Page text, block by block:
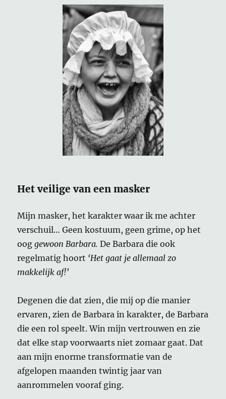
Het veilige van een masker
Mijn masker, het karakter waar ik me achter
verschuil… Geen kostuum, geen grime, op het
ooggewoon Barbara. De Barbara die ook
regelmatig hoort ‘Het gaat je allemaal zo
makkelijk af!’
Degenen die dat zien, die mij op die manier
ervaren, zien de Barbara in karakter, de Barbara
die een rol speelt. Win mijn vertrouwen en zie
dat elke stap voorwaarts niet zomaar gaat. Dat
aan mijn enorme transformatie van de
afgelopen maanden twintig jaar van
aanrommelen vooraf ging.